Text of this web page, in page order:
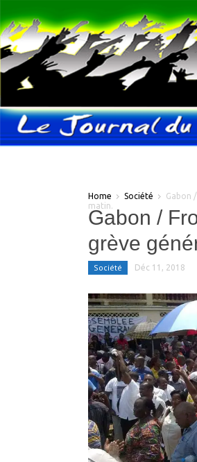
Home Société
Gabon
matin.
Gabon /
grève
Société Déc 11, 2018